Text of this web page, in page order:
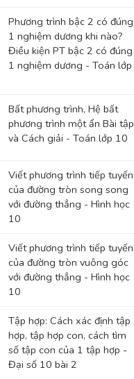
Phương trình bậc 2 có đúng
1 nghiệm dương khi nào?
Điều kiện PT bậc 2 có đúng
1 nghiệm dương - Toán lớp
Bất phương trình, Hệ bất
phương trình một ẩn Bài tập
và Cách giải - Toán lớp 10
Viết phương trình tiếp tuyến
của đường tròn song song
với đường thẳng - Hình học
10
Viết phương trình tiếp tuyến
của đường tròn vuông góc
với đường thẳng - Hình học
10
Tập hợp: Cách xác định tập
hợp, tập hợp con, cách tìm
số tập con của 1 tập hợp -
Đại số 10 bài 2